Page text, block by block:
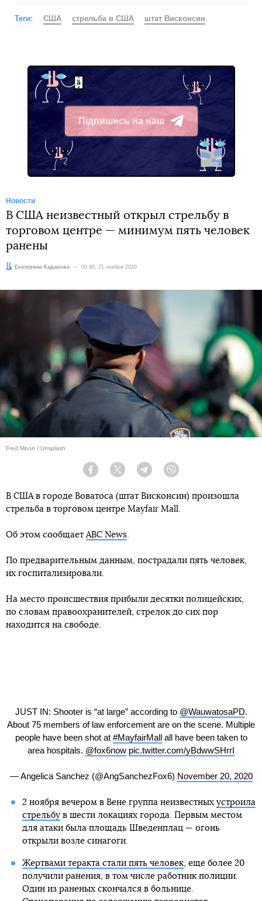
Теги: США стрельба в США штат Висконсин
Підпишись на наш
Telegram
Новости
В США неизвестный открыл стрельбу в
торговом центре — минимум пять человек
ранены
Автор:Екатерина Кадакова Дата:
00:40, 21 ноября 2020
Fred Moon / Unsplash
Facebook Twitter Telegram
В США в городе Воватоса (штат Висконсин) произошла
стрельба в торговом центре Mayfair Mall.
Об этом сообщает ABC News
По предварительным данным, пострадали пять человек,
их госпитализировали.
На место происшествия прибыли десятки полицейских,
по словам правоохранителей, стрелок до сих пор
находится на свободе.
JUST IN: Shooter is “at large” according to @WauwatosaPD.
About 75 members of law enforcement are on the scene. Multiple
people have been shot at #MayfairMallall have been taken to
area hospitals. @fox6now pic.twitter.com/yBdwwSHrrI
— Angelica Sanchez (@AngSanchezFox6) November 20, 2020
2 ноября вечером в Вене группа неизвестных устроила
стрельбув шести локациях города. Первым местом
для атаки была площадь Шведенплац — огонь
открыли возле синагоги.
Жертвами теракта стали пять человек, еще более 20
получили ранения, в том числе работник полиции.
Один из раненых скончался в больнице.